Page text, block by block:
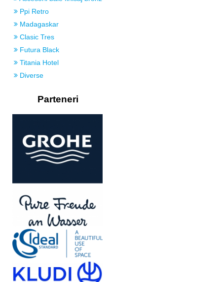
Ppi Retro
Madagaskar
Clasic Tres
Futura Black
Titania Hotel
Diverse
Parteneri